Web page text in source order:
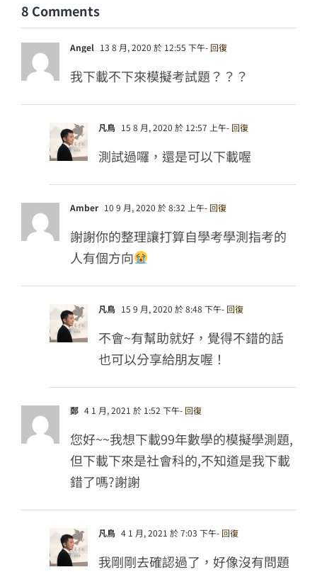
8 Comments
Angel 13 8 月, 2020 於 12:55 下午- 回復
我下載不下來模擬考試題？？？
凡鳥 15 8 月, 2020 於 12:57 上午- 回復
測試過囉，還是可以下載喔
Amber 10 9 月, 2020 於 8:32 上午- 回復
謝謝你的整理讓打算自學考學測指考的
人有個方向
凡鳥 15 9 月, 2020 於 8:48 下午- 回復
不會~有幫助就好，覺得不錯的話
也可以分享給朋友喔！
鄭 4 1 月, 2021 於 1:52 下午- 回復
您好~~我想下載99年數學的模擬學測題,
但下載下來是社會科的,不知道是我下載
錯了嗎?謝謝
凡鳥 4 1 月, 2021 於 7:03 下午- 回復
我剛剛去確認過了，好像沒有問題